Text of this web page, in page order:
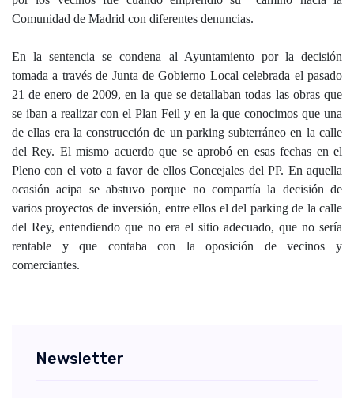
Comunidad de Madrid con diferentes denuncias.
En la sentencia se condena al Ayuntamiento por la decisión
tomada a través de Junta de Gobierno Local celebrada el pasado
21 de enero de 2009, en la que se detallaban todas las obras que
se iban a realizar con el Plan Feil y en la que conocimos que una
de ellas era la construcción de un parking subterráneo en la calle
del Rey. El mismo acuerdo que se aprobó en esas fechas en el
Pleno con el voto a favor de ellos Concejales del PP. En aquella
ocasión acipa se abstuvo porque no compartía la decisión de
varios proyectos de inversión, entre ellos el del parking de la calle
del Rey, entendiendo que no era el sitio adecuado, que no sería
rentable y que contaba con la oposición de vecinos y
comerciantes.
Newsletter